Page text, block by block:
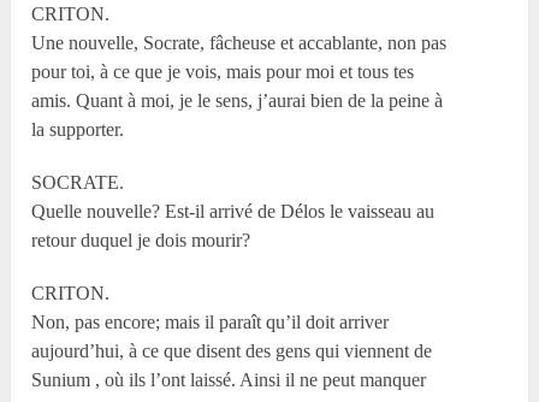
CRITON.
Une nouvelle, Socrate, fâcheuse et accablante, non pas
pour toi, à ce que je vois, mais pour moi et tous tes
amis. Quant à moi, je le sens, j’aurai bien de la peine à
la supporter.
SOCRATE.
Quelle nouvelle? Est-il arrivé de Délos le vaisseau au
retour duquel je dois mourir?
CRITON.
Non, pas encore; mais il paraît qu’il doit arriver
aujourd’hui, à ce que disent des gens qui viennent de
Sunium , où ils l’ont laissé. Ainsi il ne peut manquer